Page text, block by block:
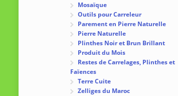
Mosaïque
Outils pour Carreleur
Parement en Pierre Naturelle
Pierre Naturelle
Plinthes Noir et Brun Brillant
Produit du Mois
Restes de Carrelages, Plinthes et
Faïences
Terre Cuite
Zelliges du Maroc